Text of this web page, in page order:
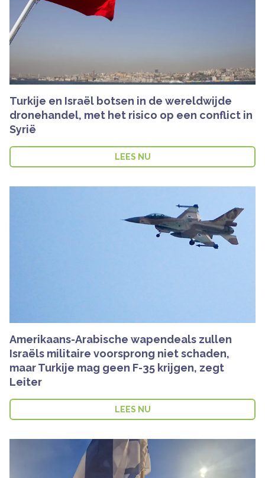
Turkije en Israël botsen in de wereldwijde
dronehandel, met het risico op een conflict in
Syrië
LEES NU
Amerikaans-Arabische wapendeals zullen
Israëls militaire voorsprong niet schaden,
maar Turkije mag geen F-35 krijgen, zegt
Leiter
LEES NU